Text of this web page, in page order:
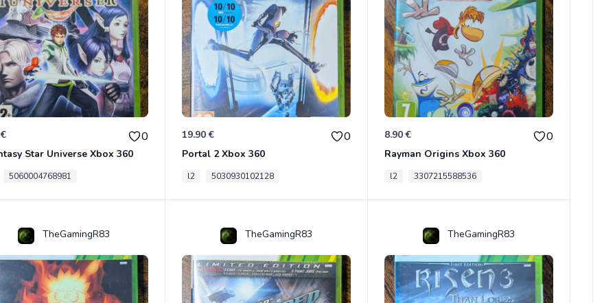
0
Star Universe Xbox 360
5060004768981
19.90 € 0
Portal 2 Xbox 360
l2 5030930102128
8.90 € 0
Rayman Origins Xbox 360
l2 3307215588536
TheGamingR83 TheGamingR83 TheGamingR83